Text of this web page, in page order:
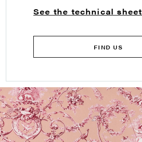
See the technical sheet
FIND US